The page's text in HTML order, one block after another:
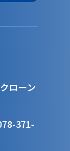
ローン
371-